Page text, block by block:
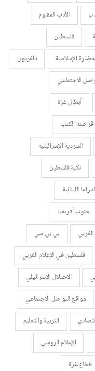
الأدب المقاوم
فلسطين
الإسلامية
تلفزيون
الاجتماعي
أبطال غزة
قراصنة الكتب
السردية الإسرائيلية
نكبة فلسطين
اللبنانية
جنوب أفريقيا
الغربي
بي بي سي
فلسطين في الإعلام الغربي
الاحتلال الإسرائيلي
مواقع التواصل الاجتماعي
التربية والتعليم
الإعلام الروسي
قطاع غزة